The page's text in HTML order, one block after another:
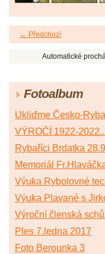
← Předchozí
Automatické
Fotoalbum
Ukliďme Česko-
VÝROČÍ 1922-
Rybaříci Brdatka
Memoriál
Výuka Rybolovné
Výuka Plavané s
Výroční členská
Ples 7.ledna 2017
Foto Berounka 3